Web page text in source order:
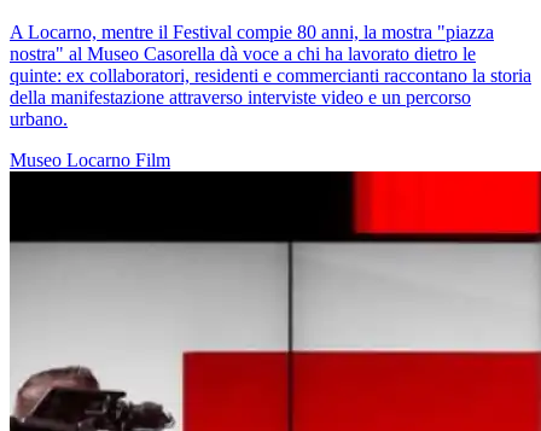
A Locarno, mentre il Festival compie 80 anni, la mostra "piazza
nostra" al Museo Casorella dà voce a chi ha lavorato dietro le
quinte: ex collaboratori, residenti e commercianti raccontano la storia
della manifestazione attraverso interviste video e un percorso
urbano.
Museo Locarno Film